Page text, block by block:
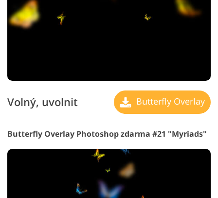
Volný, uvolnit Butterfly Overlay
Butterfly Overlay Photoshop zdarma #21 "Myriads"